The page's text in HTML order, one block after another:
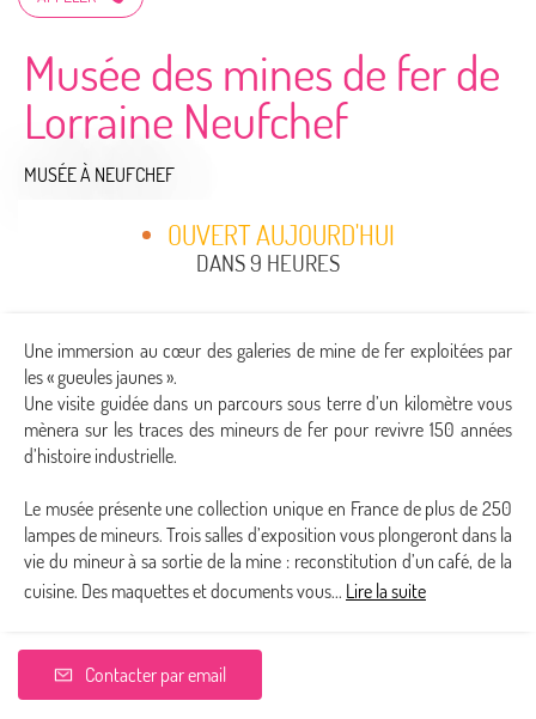
Musée des mines de fer de
Lorraine Neufchef
MUSÉEÀ NEUFCHEF
OUVERT AUJOURD'HUI
DANS 9 HEURES
Une immersion au cœur des galeries de mine de fer exploitées par
les « gueules jaunes ».
Une visite guidée dans un parcours sous terre d’un kilomètre vous
mènera sur les traces des mineurs de fer pour revivre 150 années
d’histoire industrielle.
Le musée présente une collection unique en France de plus de 250
lampes de mineurs. Trois salles d’exposition vous plongeront dans la
vie du mineur à sa sortie de la mine : reconstitution d’un café, de la
cuisine. Des maquettes et documents vous... Lire la suite
Contacter par email